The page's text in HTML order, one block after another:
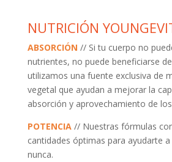
NUTRICIÓN
ABSORCIÓN // Si tu cuerpo no
nutrientes, no puede beneficiarse
utilizamos una fuente exclusiva de
vegetal que ayudan a mejorar la
absorción y aprovechamiento de
POTENCIA// Nuestras fórmulas
cantidades óptimas para ayudarte
nunca.